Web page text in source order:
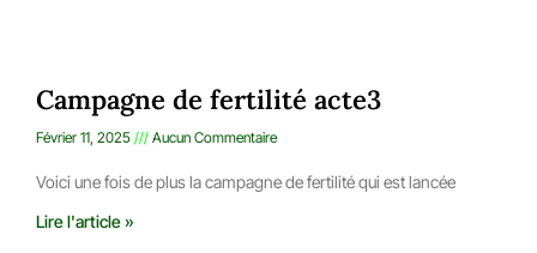
Campagne de fertilité acte3
Février 11, 2025 Aucun Commentaire
Voici une fois de plus la campagne de fertilité qui est lancée
Lire l'article »